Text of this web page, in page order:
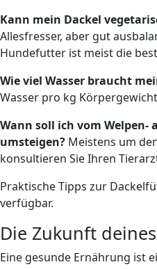
Kann mein Dackel
Allesfresser, aber gut
Hundefutter ist meist die
Wie viel Wasser braucht
Wasser pro kg
Wann soll ich vom Welpen-
umsteigen? Meistens um
konsultieren Sie Ihren
Praktische Tipps zur
verfügbar.
Die Zukunft
Eine gesunde Ernährung ist